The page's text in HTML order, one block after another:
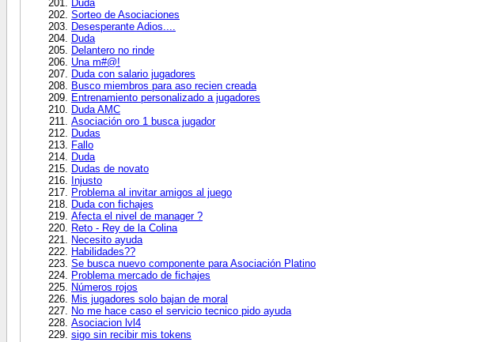
Duda
Sorteo de Asociaciones
Desesperante Adios....
Duda
Delantero no rinde
Una m#@!
Duda con salario jugadores
Busco miembros para aso recien creada
Entrenamiento personalizado a jugadores
Duda AMC
Asociación oro 1 busca jugador
Dudas
Fallo
Duda
Dudas de novato
Injusto
Problema al invitar amigos al juego
Duda con fichajes
Afecta el nivel de manager ?
Reto - Rey de la Colina
Necesito ayuda
Habilidades??
Se busca nuevo componente para Asociación Platino
Problema mercado de fichajes
Números rojos
Mis jugadores solo bajan de moral
No me hace caso el servicio tecnico pido ayuda
Asociacion lvl4
sigo sin recibir mis tokens